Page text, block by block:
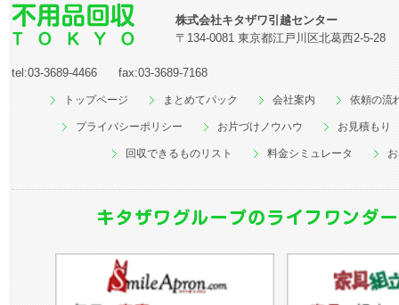
株式会社キタザワ引越センター
〒134-0081 東京都江戸川区北葛西2-5-28
tel:03-3689-4466 fax:03-3689-7168
トップページ まとめてパック 会社案内 依頼の流
プライバシーポリシー お片づけノウハウ お見積もり
回収できるものリスト 料金シミュレータ